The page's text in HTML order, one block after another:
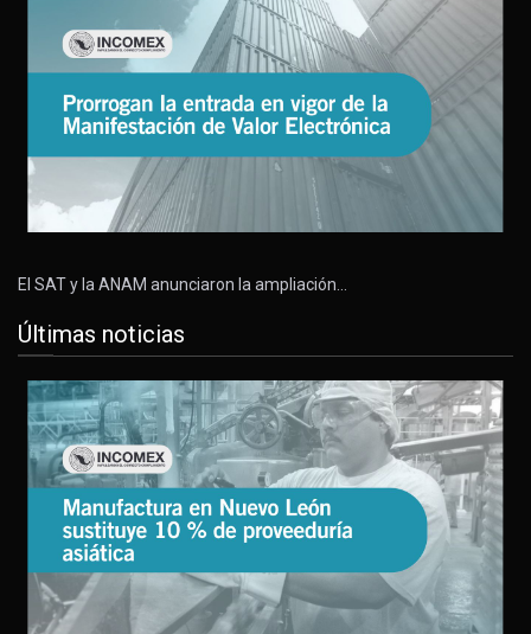
El SAT y la ANAM anunciaron la ampliación…
Últimas noticias